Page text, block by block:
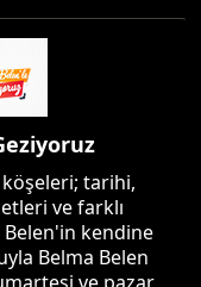
tarihi,
ve farklı
kendine
Belma Belen